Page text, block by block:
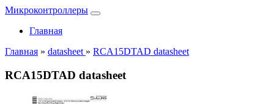
Микроконтроллеры
Главная
Главная » datasheet » RCA15DTAD datasheet
RCA15DTAD datasheet